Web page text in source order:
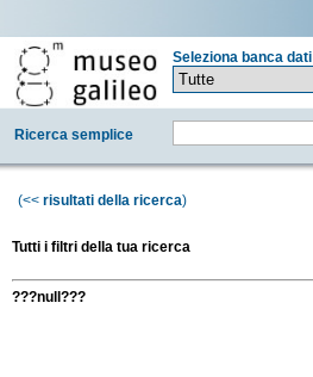
Seleziona banca dati
Ricerca semplice
(<< risultati della ricerca)
Tutti i filtri della tua ricerca
???null???